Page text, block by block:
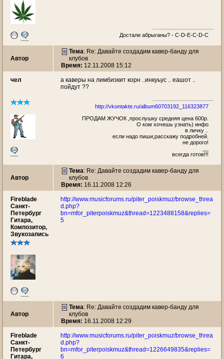
Достали абрыганы? - С-D-E-C-D-C
Автор
Тема: Re: Давайте создадим кавер-банду для
клубов
Время: 12.11.2008 15:12
чел
а каверы на лимбизкит корн ..инкуьус .. еашот ..
пойдут ??
http://vkontakte.ru/album60703192_116323877
ПРОДАМ ЖУЧОК ,прослушку средняя цена 600р.
О ком хочешь узнать) инфо
в личку ..
если надо пиши,расскажу подробней.
не дорого!
всегда готов!!!
Автор
Тема: Re: Давайте создадим кавер-банду для
клубов
Время: 16.11.2008 12:26
Fireblade
Санкт-
Петербург
Гитара,
Композитор,
Звукозапись
http://www.musicforums.ru/piter_poiskmuz/browse_threa
d.php?
bn=mfor_piterpoiskmuz&thread=1223488158&replies=
5
Автор
Тема: Re: Давайте создадим кавер-банду для
клубов
Время: 16.11.2008 12:29
Fireblade
Санкт-
Петербург
Гитара,
http://www.musicforums.ru/piter_poiskmuz/browse_threa
d.php?
bn=mfor_piterpoiskmuz&thread=1226649835&replies=
6